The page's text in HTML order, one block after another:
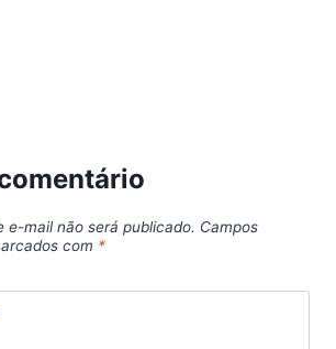
e-mail não será publicado. Campos
com *